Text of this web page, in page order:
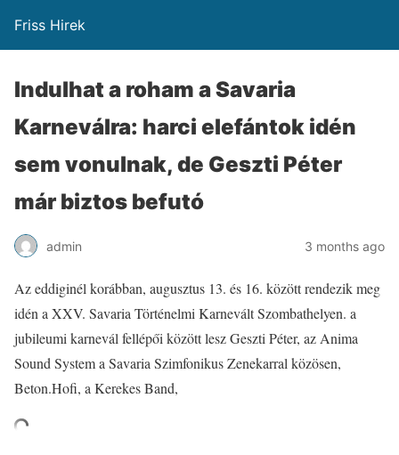
Friss Hirek
Indulhat a roham a Savaria
Karneválra: harci elefántok idén
sem vonulnak, de Geszti Péter
már biztos befutó
admin 3 months ago
Az eddiginél korábban, augusztus 13. és 16. között rendezik meg
idén a XXV. Savaria Történelmi Karnevált Szombathelyen. a
jubileumi karnevál fellépői között lesz Geszti Péter, az Anima
Sound System a Savaria Szimfonikus Zenekarral közösen,
Beton.Hofi, a Kerekes Band,